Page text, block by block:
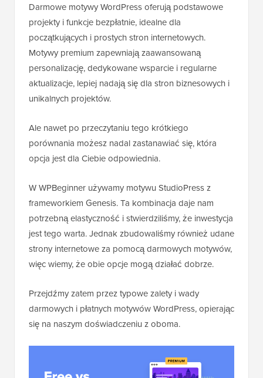
Darmowe motywy WordPress oferują podstawowe
projekty i funkcje bezpłatnie, idealne dla
początkujących i prostych stron internetowych.
Motywy premium zapewniają zaawansowaną
personalizację, dedykowane wsparcie i regularne
aktualizacje, lepiej nadają się dla stron biznesowych i
unikalnych projektów.
Ale nawet po przeczytaniu tego krótkiego
porównania możesz nadal zastanawiać się, która
opcja jest dla Ciebie odpowiednia.
W WPBeginner używamy motywu StudioPress z
frameworkiem Genesis. Ta kombinacja daje nam
potrzebną elastyczność i stwierdziliśmy, że inwestycja
jest tego warta. Jednak zbudowaliśmy również udane
strony internetowe za pomocą darmowych motywów,
więc wiemy, że obie opcje mogą działać dobrze.
Przejdźmy zatem przez typowe zalety i wady
darmowych i płatnych motywów WordPress, opierając
się na naszym doświadczeniu z oboma.